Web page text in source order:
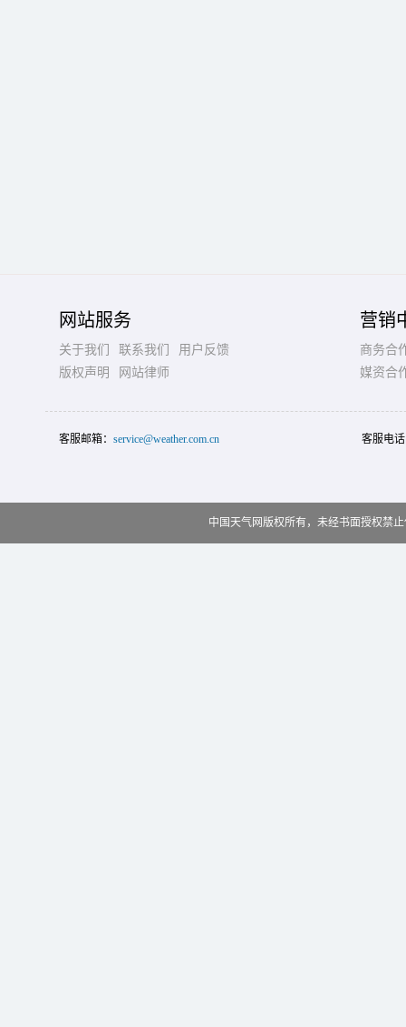
网站服务
关于我们 联系我们
用户反馈
版权声明
网站律师
营销
商务合
媒资合
客服邮箱： service@weather.com.cn 客服电
中国天气网版权所有，未经书面授权